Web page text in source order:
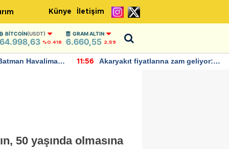
Künye İletişim
BITCOIN(USDT)
64.998,63 %0.418
GRAM ALTIN
6.660,55 2,59
Havalimanı
11:56
Akaryakıt fiyatlarına zam geliyor:
50 yaşında olmasına